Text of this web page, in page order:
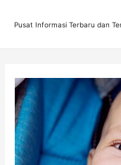
Pusat Informasi Terbaru dan